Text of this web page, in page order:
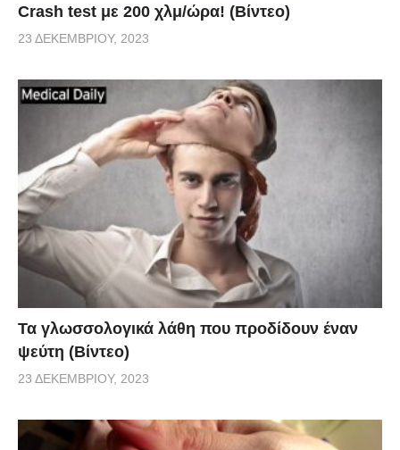
Crash test με 200 χλμ/ώρα! (Βίντεο)
23 ΔΕΚΕΜΒΡΊΟΥ, 2023
Τα γλωσσολογικά λάθη που προδίδουν έναν
ψεύτη (Βίντεο)
23 ΔΕΚΕΜΒΡΊΟΥ, 2023